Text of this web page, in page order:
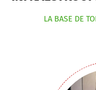
LA BASE DE